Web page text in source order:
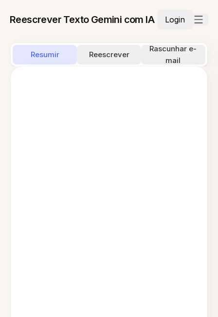
Reescrever Texto Gemini com IA Login
Resumir Reescrever
Rascunhar e-
mail